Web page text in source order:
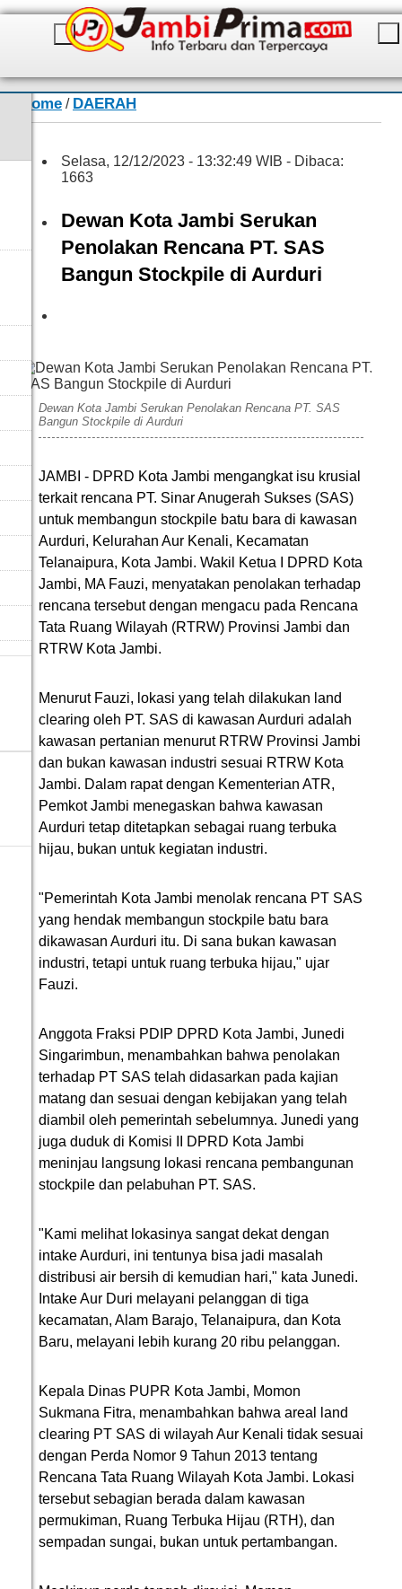
Home / DAERAH
Selasa, 12/12/2023 - 13:32:49 WIB - Dibaca:
1663
Dewan Kota Jambi Serukan
Penolakan Rencana PT. SAS
Bangun Stockpile di Aurduri
CR04
Dewan Kota Jambi Serukan Penolakan Rencana PT. SAS
Bangun Stockpile di Aurduri
JAMBI - DPRD Kota Jambi mengangkat isu krusial
terkait rencana PT. Sinar Anugerah Sukses (SAS)
untuk membangun stockpile batu bara di kawasan
Aurduri, Kelurahan Aur Kenali, Kecamatan
Telanaipura, Kota Jambi. Wakil Ketua I DPRD Kota
Jambi, MA Fauzi, menyatakan penolakan terhadap
rencana tersebut dengan mengacu pada Rencana
Tata Ruang Wilayah (RTRW) Provinsi Jambi dan
RTRW Kota Jambi.
Menurut Fauzi, lokasi yang telah dilakukan land
clearing oleh PT. SAS di kawasan Aurduri adalah
kawasan pertanian menurut RTRW Provinsi Jambi
dan bukan kawasan industri sesuai RTRW Kota
Jambi. Dalam rapat dengan Kementerian ATR,
Pemkot Jambi menegaskan bahwa kawasan
Aurduri tetap ditetapkan sebagai ruang terbuka
hijau, bukan untuk kegiatan industri.
"Pemerintah Kota Jambi menolak rencana PT SAS
yang hendak membangun stockpile batu bara
dikawasan Aurduri itu. Di sana bukan kawasan
industri, tetapi untuk ruang terbuka hijau," ujar
Fauzi.
Anggota Fraksi PDIP DPRD Kota Jambi, Junedi
Singarimbun, menambahkan bahwa penolakan
terhadap PT SAS telah didasarkan pada kajian
matang dan sesuai dengan kebijakan yang telah
diambil oleh pemerintah sebelumnya. Junedi yang
juga duduk di Komisi II DPRD Kota Jambi
meninjau langsung lokasi rencana pembangunan
stockpile dan pelabuhan PT. SAS.
"Kami melihat lokasinya sangat dekat dengan
intake Aurduri, ini tentunya bisa jadi masalah
distribusi air bersih di kemudian hari," kata Junedi.
Intake Aur Duri melayani pelanggan di tiga
kecamatan, Alam Barajo, Telanaipura, dan Kota
Baru, melayani lebih kurang 20 ribu pelanggan.
Kepala Dinas PUPR Kota Jambi, Momon
Sukmana Fitra, menambahkan bahwa areal land
clearing PT SAS di wilayah Aur Kenali tidak sesuai
dengan Perda Nomor 9 Tahun 2013 tentang
Rencana Tata Ruang Wilayah Kota Jambi. Lokasi
tersebut sebagian berada dalam kawasan
permukiman, Ruang Terbuka Hijau (RTH), dan
sempadan sungai, bukan untuk pertambangan.